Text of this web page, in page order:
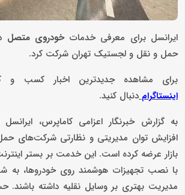
ایرانسل برای معرفی خدماتخودروی متصل
حمل و نقل و لجستیک تهران شرکت کرد.
برای مشاهده جدیدترین اخبار کسب و
اینستاگرام دنبال کنید.
به گزارش خبرنگار اعزامی کاماپرس،
افزایش توان مدیریتی و نظارتی شرکت‌های
بازار عرضه کرده است. این خدمت بر بستر
با نصب تجهیزات هوشمند روی خودروها، به
مدیریت بهتری بر وسایل نقلیه داشته باشند.